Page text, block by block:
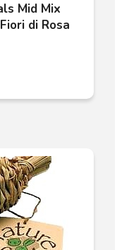
Mid Mix
di Rosa